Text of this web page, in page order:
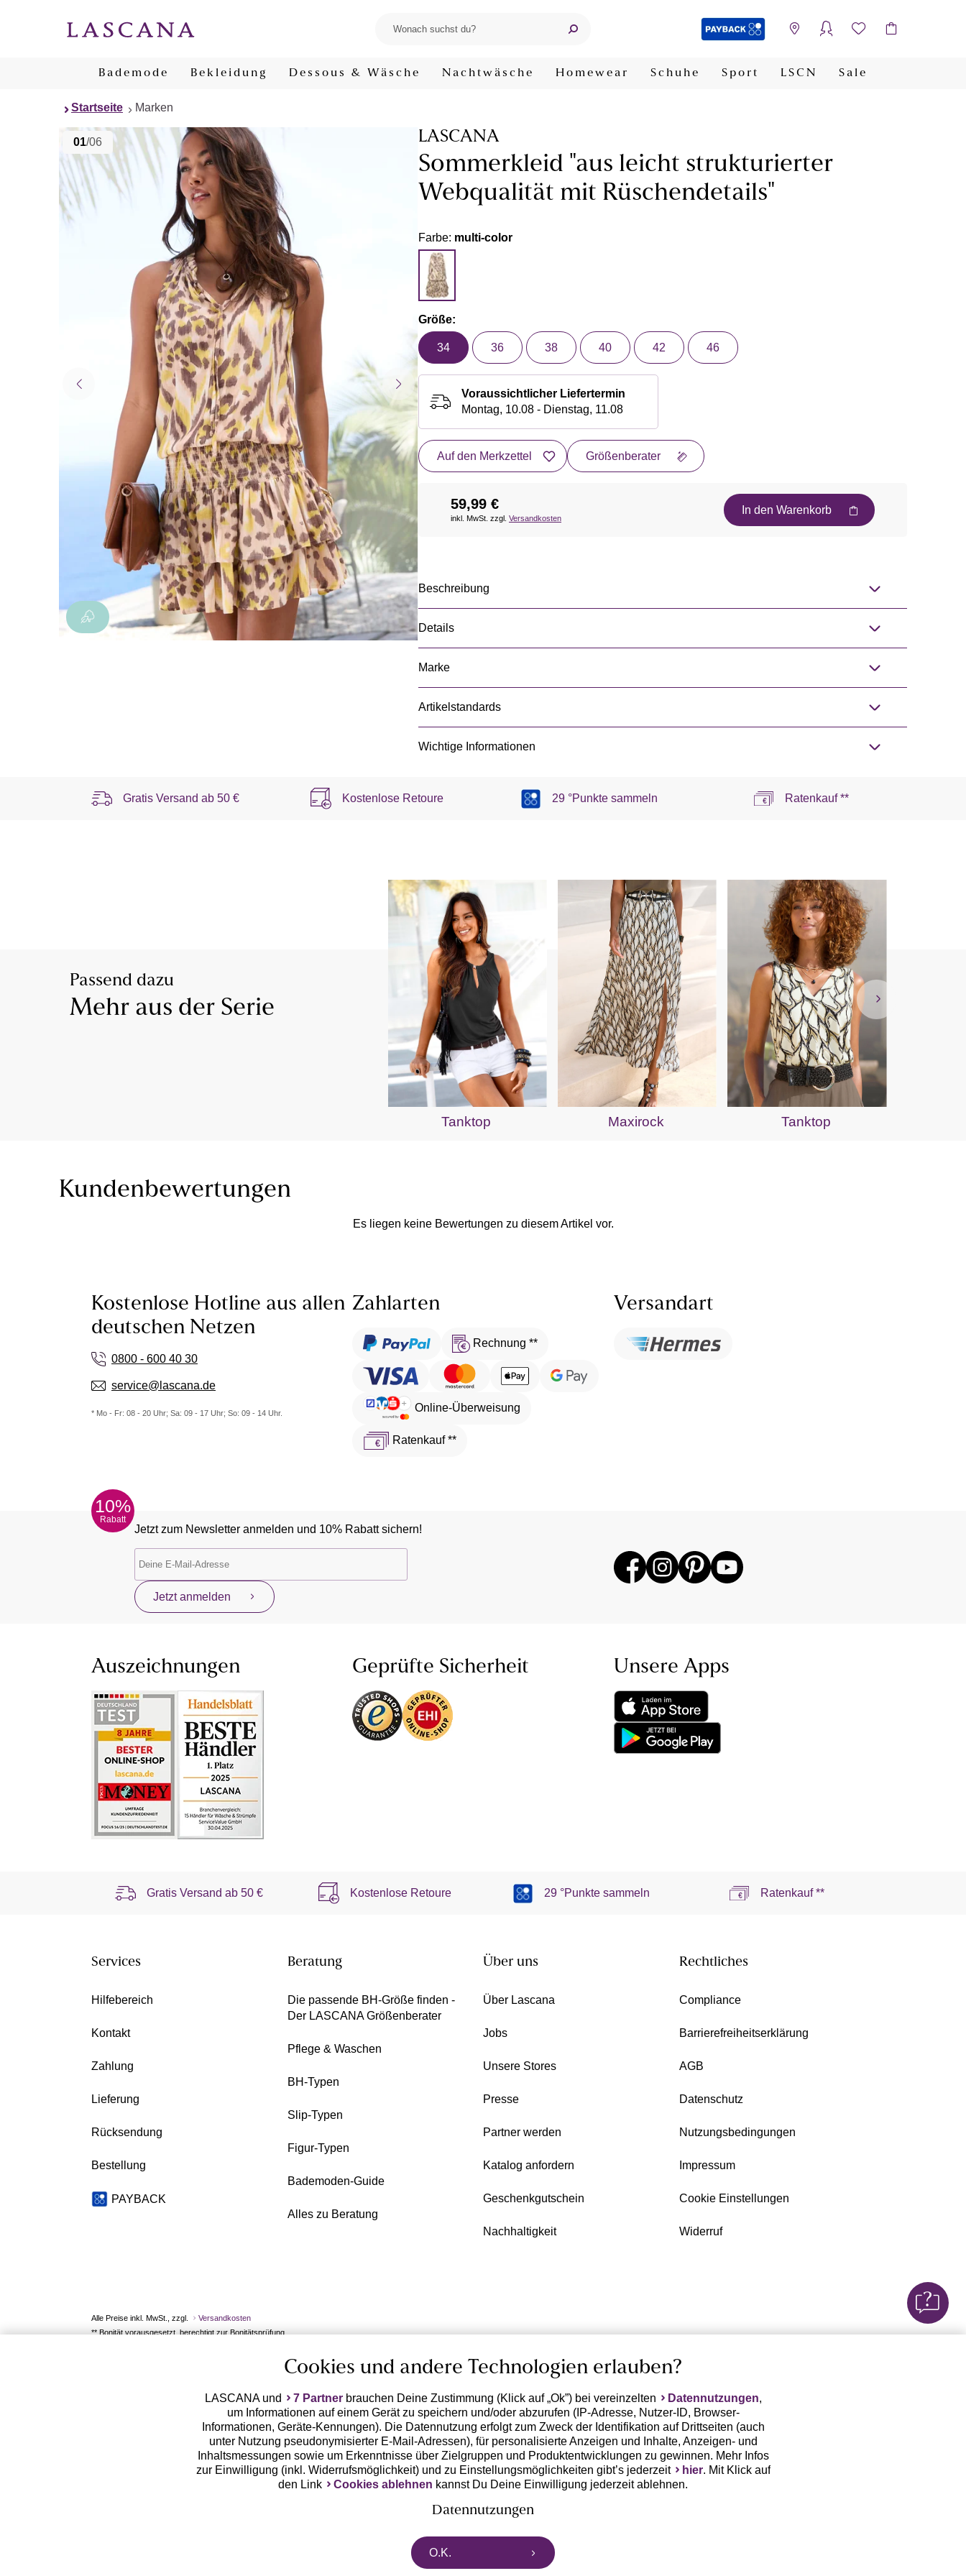
Bademode Bekleidung Dessous & Wäsche Nachtwäsche Homewear Schuhe Sport LSCN Sale
Startseite Marken
01/06 LASCANA
Sommerkleid "aus leicht strukturierter
Webqualität mit Rüschendetails"
Farbe: multi-color
Größe:
34 36 38 40 42 46
Voraussichtlicher Liefertermin
Montag, 10.08 - Dienstag, 11.08
Auf den Merkzettel Größenberater
59,99 €
inkl. MwSt. zzgl. Versandkosten
In den Warenkorb
Beschreibung
Details
Marke
Artikelstandards
Wichtige Informationen
Gratis Versand ab 50 € Kostenlose Retoure 29 °Punkte sammeln Ratenkauf **
Passend dazu
Mehr aus der Serie
Tanktop Maxirock Tanktop
Kundenbewertungen
Es liegen keine Bewertungen zu diesem Artikel vor.
Kostenlose Hotline aus allen
deutschen Netzen
0800 - 600 40 30
service@lascana.de
* Mo - Fr: 08 - 20 Uhr; Sa: 09 - 17 Uhr; So: 09 - 14 Uhr.
Zahlarten
Rechnung **
Online-Überweisung
Ratenkauf **
Versandart
10%
Rabatt
Jetzt zum Newsletter anmelden und 10% Rabatt sichern!
Jetzt anmelden
Auszeichnungen Geprüfte Sicherheit Unsere Apps
Gratis Versand ab50 € Kostenlose Retoure 29 °Punkte sammeln Ratenkauf **
Services
Hilfebereich
Kontakt
Zahlung
Lieferung
Rücksendung
Bestellung
PAYBACK
Beratung
Die passende BH-Größe finden -
Der LASCANA Größenberater
Pflege & Waschen
BH-Typen
Slip-Typen
Figur-Typen
Bademoden-Guide
Alles zu Beratung
Über uns
Über Lascana
Jobs
Unsere Stores
Presse
Partner werden
Katalog anfordern
Geschenkgutschein
Nachhaltigkeit
Rechtliches
Compliance
Barrierefreiheitserklärung
AGB
Datenschutz
Nutzungsbedingungen
Impressum
Cookie Einstellungen
Widerruf
Alle Preise inkl. MwSt., zzgl.
Versandkosten
** Bonität vorausgesetzt, berechtigt zur Bonitätsprüfung
Cookies und andere Technologien erlauben?
LASCANA und 7 Partnerbrauchen Deine Zustimmung (Klick auf „Ok”) bei vereinzelten Datennutzungen,
um Informationen auf einem Gerät zu speichern und/oder abzurufen (IP-Adresse, Nutzer-ID, Browser-
Informationen, Geräte-Kennungen). Die Datennutzung erfolgt zum Zweck der Identifikation auf Drittseiten (auch
unter Nutzung pseudonymisierter E-Mail-Adressen), für personalisierte Anzeigen und Inhalte, Anzeigen- und
Inhaltsmessungen sowie um Erkenntnisse über Zielgruppen und Produktentwicklungen zu gewinnen. Mehr Infos
zur Einwilligung (inkl. Widerrufsmöglichkeit) und zu Einstellungsmöglichkeiten gibt’s jederzeit
hier. Mit Klick auf
den Link
Cookies ablehnen kannst Du Deine Einwilligung jederzeit ablehnen.
Datennutzungen
LASCANA arbeitet mit Partnern zusammen, die von deinem Endgerät abgerufene Daten (Trackingdaten) oder die
von uns übermittelten pseudonymisierten Daten zur Aussteuerung unserer Werbung sowie auch zu eigenen
O.K.